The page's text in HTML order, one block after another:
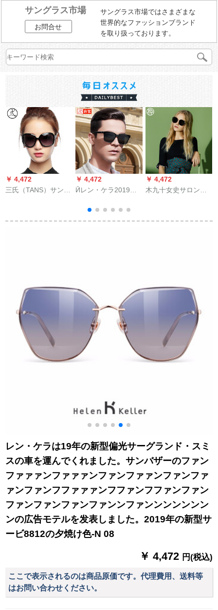
サングラス市場
お問合せ
サングラス市場ではさまざまな
世界的なファッションブランド
を取り扱っております。
￥ 4,472
三氏（TANS）サング
ングラス9001黒
￥ 4,472
Ӣレン・ケラ2019新
彩なサーグリフ偏光
ミラーH 8856フルカ
￥ 4,472
木九十女史サロング
サクランス174086 C
レン・ケラは19年の新型偏光サーグランド・スミ
スの車を運んでくれました。サンバザーのファン
ファァァンファァァンファンファァンファンファ
ァンファンフファァァンフファンフファンファン
ファンファンファンファンンファンンンンンンン
ンの広告モテルを发表しました。2019年の新型サ
ービ8812の夕焼け色-N 08
￥ 4,472 円(税込)
ここで表示されるのは商品原価です。代理費用、送料等
はお問い合わせください。